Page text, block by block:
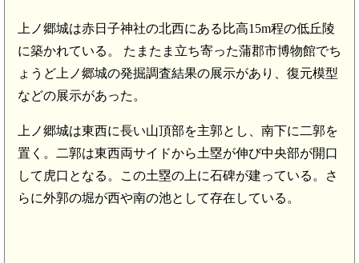
上ノ郷城は赤日子神社の北西にある比高15m程の低丘陵
に築かれている。 たまたま立ち寄った蒲郡市博物館でち
ょうど上ノ郷城の発掘調査結果の展示があり、復元模型
などの展示があった。
上ノ郷城は東西に長い山頂部を主郭とし、南下に二郭を
置く。二郭は東西両サイドから土塁が伸び中央部が開口
して虎口となる。この土塁の上に石碑が建っている。さ
らに外郭の堀が西や南の池として存在している。